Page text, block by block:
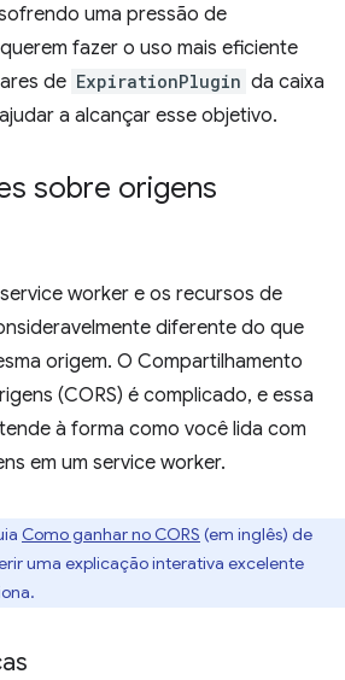
uma pressão de
fazer o uso mais eficiente
de ExpirationPlugin da caixa
a alcançar esse objetivo.
sobre origens
worker e os recursos de
diferente do que
origem. O Compartilhamento
(CORS) é complicado, e essa
à forma como você lida com
em um service worker.
Como ganhar no CORS (em inglês) de
uma explicação interativa excelente